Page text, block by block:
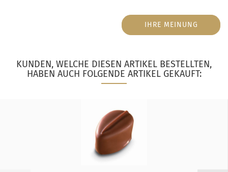
IHRE MEINUNG
KUNDEN, WELCHE DIESEN ARTIKEL BESTELLTEN,
HABEN AUCH FOLGENDE ARTIKEL GEKAUFT: